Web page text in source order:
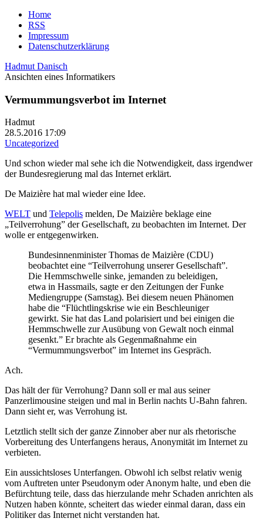
Home
RSS
Impressum
Datenschutzerklärung
Hadmut Danisch
Ansichten eines Informatikers
Vermummungsverbot im Internet
Hadmut
28.5.2016 17:09
Uncategorized
Und schon wieder mal sehe ich die Notwendigkeit, dass irgendwer
der Bundesregierung mal das Internet erklärt.
De Maizière hat mal wieder eine Idee.
WELT und Telepolis melden, De Maizière beklage eine
„Teilverrohung” der Gesellschaft, zu beobachten im Internet. Der
wolle er entgegenwirken.
Bundesinnenminister Thomas de Maizière (CDU)
beobachtet eine “Teilverrohung unserer Gesellschaft”.
Die Hemmschwelle sinke, jemanden zu beleidigen,
etwa in Hassmails, sagte er den Zeitungen der Funke
Mediengruppe (Samstag). Bei diesem neuen Phänomen
habe die “Flüchtlingskrise wie ein Beschleuniger
gewirkt. Sie hat das Land polarisiert und bei einigen die
Hemmschwelle zur Ausübung von Gewalt noch einmal
gesenkt.” Er brachte als Gegenmaßnahme ein
“Vermummungsverbot” im Internet ins Gespräch.
Ach.
Das hält der für Verrohung? Dann soll er mal aus seiner
Panzerlimousine steigen und mal in Berlin nachts U-Bahn fahren.
Dann sieht er, was Verrohung ist.
Letztlich stellt sich der ganze Zinnober aber nur als rhetorische
Vorbereitung des Unterfangens heraus, Anonymität im Internet zu
verbieten.
Ein aussichtsloses Unterfangen. Obwohl ich selbst relativ wenig
vom Auftreten unter Pseudonym oder Anonym halte, und eben die
Befürchtung teile, dass das hierzulande mehr Schaden anrichten als
Nutzen haben könnte, scheitert das wieder einmal daran, dass ein
Politiker das Internet nicht verstanden hat.